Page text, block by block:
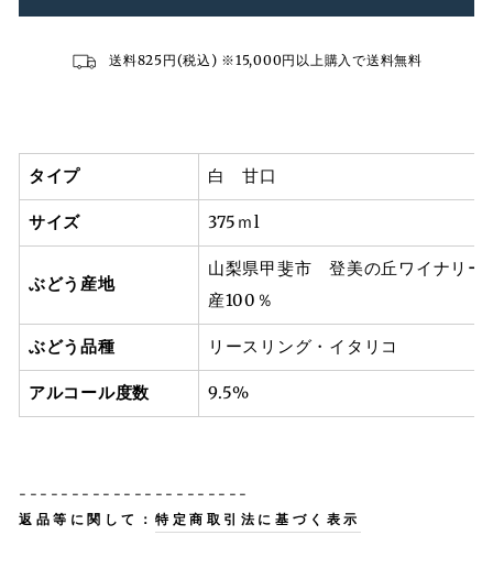
送料825円(税込) ※15,000円以上購入で送料無料
タイプ 白 甘口
サイズ 375ｍl
ぶどう産地
山梨県甲斐市 登美の丘ワイナリー
産100％
ぶどう品種 リースリング・イタリコ
アルコール度数 9.5%
----------------------
返品等に関して：特定商取引法に基づく表示